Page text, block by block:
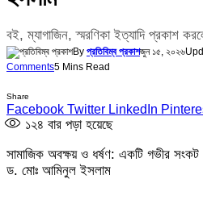
বই, ম্যাগাজিন, স্মরণিকা ইত্যাদি প্রকাশ
By প্রতিবিম্ব প্রকাশজুন ১৫, ২০২৬
Comments5 Mins Read
Share
Facebook Twitter LinkedIn
১২৪ বার পড়া হয়েছে
সামাজিক অবক্ষয় ও ধর্ষণ: একটি গভীর
ড. মোঃ আমিনুল ইসলাম